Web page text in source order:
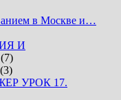
в Москве и…
И
(7)
(3)
УРОК 17.